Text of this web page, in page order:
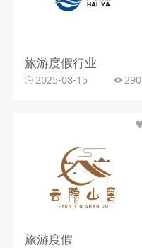
旅游度假行业
2025-08-15 290
旅游度假